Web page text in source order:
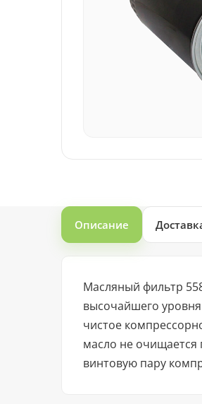
Описание
Масляный фильтр
высочайшего
чистое
масло не очищается
винтовую пару